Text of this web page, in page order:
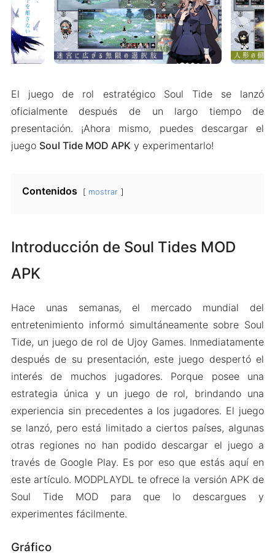
El juego de rol estratégico Soul Tide se lanzó
oficialmente después de un largo tiempo de
presentación. ¡Ahora mismo, puedes descargar el
juego Soul Tide MOD APK y experimentarlo!
Contenidos mostrar
Introducción de Soul Tides MOD
APK
Hace unas semanas, el mercado mundial del
entretenimiento informó simultáneamente sobre Soul
Tide, un juego de rol de Ujoy Games. Inmediatamente
después de su presentación, este juego despertó el
interés de muchos jugadores. Porque posee una
estrategia única y un juego de rol, brindando una
experiencia sin precedentes a los jugadores. El juego
se lanzó, pero está limitado a ciertos países, algunas
otras regiones no han podido descargar el juego a
través de Google Play. Es por eso que estás aquí en
este artículo. MODPLAYDL te ofrece la versión APK de
Soul Tide MOD para que lo descargues y
experimentes fácilmente.
Gráfico